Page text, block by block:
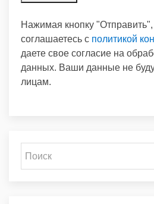
Нажимая кнопку
соглашаетесь с политикой
даете свое согласие на
данных. Ваши данные не
лицам.